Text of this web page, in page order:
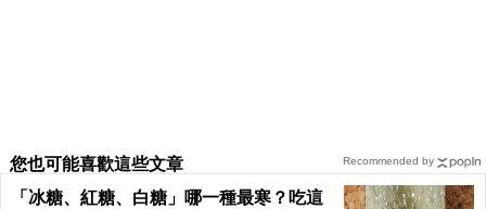
您也可能喜歡這些文章
「冰糖、紅糖、白糖」哪一種最寒？吃這
Recommended by